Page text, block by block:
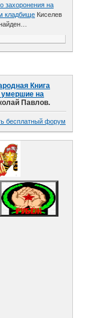
захоронения на
кладбище Киселев
Книга
на
Павлов.
бесплатный форум